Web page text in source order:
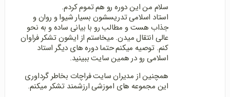
سلام من این دوره رو هم تموم کردم.
استاد اسلامی تدریسشون بسیار شیوا و روان و
جذاب هست و مطالب رو با بیانی ساده و به نحو
عالی انتقال میدن. میخاستم از ایشون تشکر فراوان
کنم. توصیه میکنم حتما دوره های دیگر استاد
اسلامی رو در همین سایت ببینید.
همچنین از مدیران سایت فراچات بخاطر گرداوری
این مجموعه های اموزشی ارزشمند تشکر میکنم.